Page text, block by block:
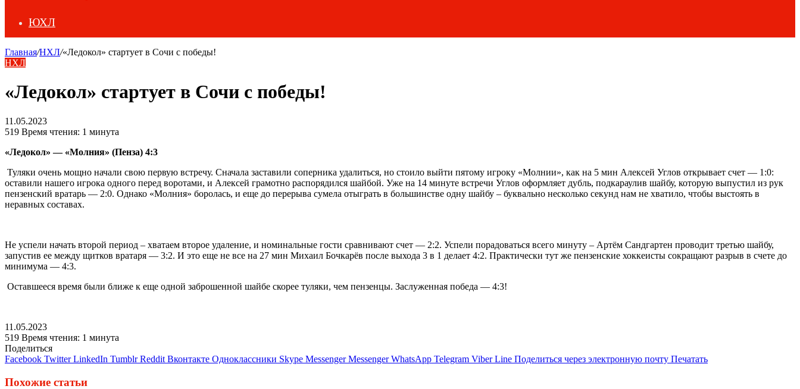
ЮХЛ
Главная/НХЛ/«Ледокол» стартует в Сочи с победы!
НХЛ
«Ледокол» стартует в Сочи с победы!
11.05.2023
519 Время чтения: 1 минута
«Ледокол» — «Молния» (Пенза) 4:3
Туляки очень мощно начали свою первую встречу. Сначала заставили соперника удалиться, но стоило выйти пятому игроку «Молнии», как на 5 мин Алексей Углов открывает счет — 1:0:
оставили нашего игрока одного перед воротами, и Алексей грамотно распорядился шайбой. Уже на 14 минуте встречи Углов оформляет дубль, подкараулив шайбу, которую выпустил из рук
пензенский вратарь — 2:0. Однако «Молния» боролась, и еще до перерыва сумела отыграть в большинстве одну шайбу – буквально несколько секунд нам не хватило, чтобы выстоять в
неравных составах.
Не успели начать второй период – хватаем второе удаление, и номинальные гости сравнивают счет — 2:2. Успели порадоваться всего минуту – Артём Сандгартен проводит третью шайбу,
запустив ее между щитков вратаря — 3:2. И это еще не все на 27 мин Михаил Бочкарёв после выхода 3 в 1 делает 4:2. Практически тут же пензенские хоккеисты сокращают разрыв в счете до
минимума — 4:3.
Оставшееся время были ближе к еще одной заброшенной шайбе скорее туляки, чем пензенцы. Заслуженная победа — 4:3!
11.05.2023
519 Время чтения: 1 минута
Поделиться
Facebook Twitter LinkedIn Tumblr Reddit Вконтакте Одноклассники Skype Messenger Messenger WhatsApp Telegram Viber Line Поделиться через электронную почту Печатать
Похожие статьи